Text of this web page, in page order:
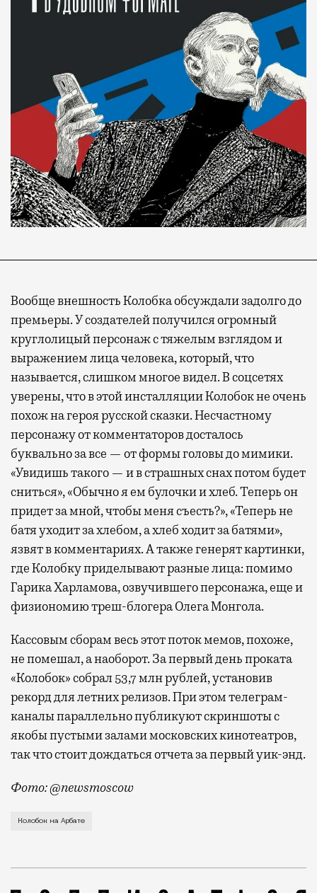
Вообще внешность Колобка обсуждали задолго до
премьеры. У создателей получился огромный
круглолицый персонаж с тяжелым взглядом и
выражением лица человека, который, что
называется, слишком многое видел. В соцсетях
уверены, что в этой инсталляции Колобок не очень
похож на героя русской сказки. Несчастному
персонажу от комментаторов досталось
буквально за все — от формы головы до мимики.
«Увидишь такого — и в страшных снах потом будет
сниться», «Обычно я ем булочки и хлеб. Теперь он
придет за мной, чтобы меня съесть?», «Теперь не
батя уходит за хлебом, а хлеб ходит за батями»,
язвят в комментариях. А также генерят картинки,
где Колобку приделывают разные лица: помимо
Гарика Харламова, озвучившего персонажа, еще и
физиономию треш-блогера Олега Монгола.
Кассовым сборам весь этот поток мемов, похоже,
не помешал, а наоборот. За первый день проката
«Колобок» собрал 53,7 млн рублей, установив
рекорд для летних релизов. При этом телеграм-
каналы параллельно публикуют скриншоты с
якобы пустыми залами московских кинотеатров,
так что стоит дождаться отчета за первый уик-энд.
Фото: @newsmoscow
Гигантского Колобка установили у кинотеатра
Колобок на Арбате